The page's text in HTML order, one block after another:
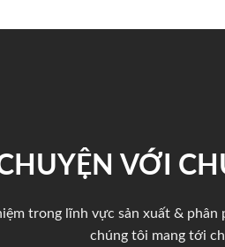
VỚI
trong lĩnh vực sản xuất &
chúng tôi mang tới